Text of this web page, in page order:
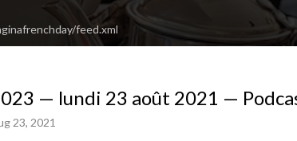
feed.xml
— lundi 23 août 2021 —
23, 2021